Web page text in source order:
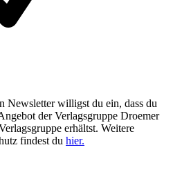
Newsletter willigst du ein, dass du
der Verlagsgruppe Droemer
erhältst. Weitere
findest du hier.